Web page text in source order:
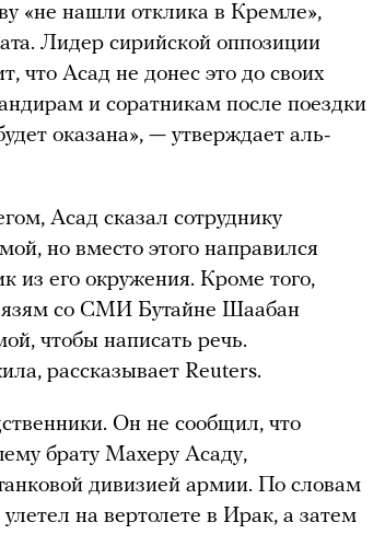
«не нашли отклика в Кремле»,
Лидер сирийской оппозиции
что Асад не донес это до своих
и соратникам после поездки
оказана», — утверждает аль-
Асад сказал сотруднику
но вместо этого направился
из его окружения. Кроме того,
со СМИ Бутайне Шаабан
чтобы написать речь.
рассказывает Reuters.
Он не сообщил, что
брату Махеру Асаду,
дивизией армии. По словам
на вертолете в Ирак, а затем